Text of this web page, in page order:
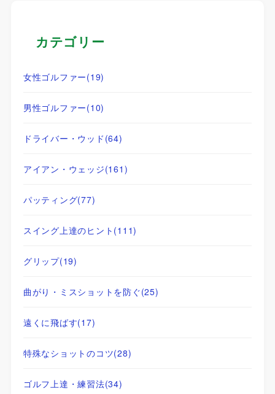
カテゴリー
女性ゴルファー(19)
男性ゴルファー(10)
ドライバー・ウッド (64)
アイアン・ウェッジ(161)
パッティング(77)
スイング上達のヒント (111)
グリップ(19)
曲がり・ミスショットを防ぐ(25)
遠くに飛ばす(17)
特殊なショットのコツ(28)
ゴルフ上達・練習法(34)